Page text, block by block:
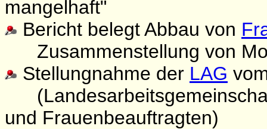
mangelhaft"
Bericht belegt Abbau von
Zusammenstellung von
Stellungnahme der LAG
und Frauenbeauftragten)